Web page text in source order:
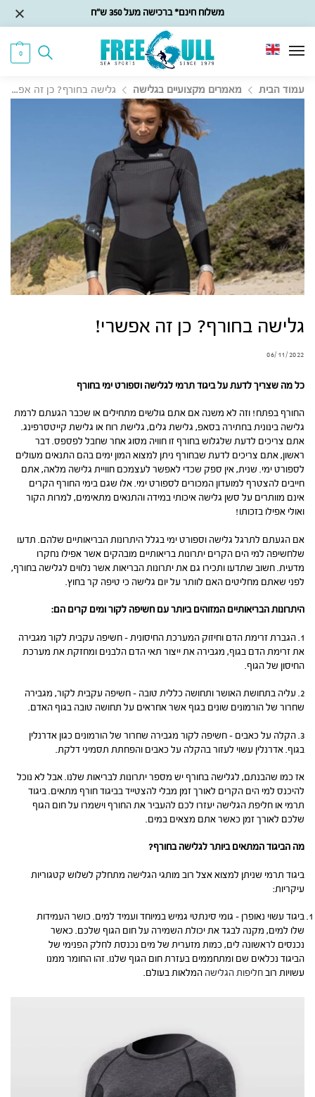
משלוח חינם* ברכישה מעל 350 ש״ח
0
עמוד הבית מאמרים מקצועיים בגלישה גלישה בחורף? כן זה אפשרי!
גלישה בחורף? כן זה אפשרי!
06/11/2022
כל מה שצריך לדעת על ביגוד תרמי לגלישה וספורט ימי בחורף
החורף בפתח! וזה לא משנה אם אתם גולשים מתחילים או שכבר הגעתם לרמת
גלישה בינונית בחתירה בסאפ, גלישת גלים, גלישת רוח או גלישת קייטסרפינג.
אתם צריכים לדעת שלגלוש בחורף זו חוויה מסוג אחר שחבל לפספס. דבר
ראשון, אתם צריכים לדעת שבחורף ניתן למצוא המון ימים בהם התנאים מעולים
לספורט ימי. שנית, אין ספק שכדי לאפשר לעצמכם חוויית גלישה מלאה, אתם
חייבים להצטרף למועדון המכורים לספורט ימי. אלו שגם בימי החורף הקרים
אינם מוותרים על סשן גלישה איכותי במידה והתנאים מתאימים, למרות הקור
ואולי אפילו בזכותו!
אם הגעתם לתרגל גלישה וספורט ימי בגלל היתרונות הבריאותיים שלהם. תדעו
שלחשיפה למי הים הקרים יתרונות בריאותיים מובהקים אשר אפילו נחקרו
מדעית. חשוב שתדעו ותכירו גם את יתרונות הבריאות אשר נלווים לגלישה בחורף,
לפני שאתם מחליטים האם לוותר על יום גלישה כי טיפה קר בחוץ.
היתרונות הבריאותיים המזוהים ביותר עם חשיפה לקור ומים קרים הם:
1. הגברת זרימת הדם וחיזוק המערכת החיסונית – חשיפה עקבית לקור מגבירה
את זרימת הדם בגוף, מגבירה את ייצור תאי הדם הלבנים ומחזקת את מערכת
החיסון של הגוף.
2. עליה בתחושת האושר ותחושה כללית טובה – חשיפה עקבית לקור, מגבירה
שחרור של הורמונים שונים בגוף אשר אחראים על תחושה טובה בגוף האדם.
3. הקלה על כאבים – חשיפה לקור מגבירה שחרור של הורמונים כגון אדרנלין
בגוף. אדרנלין עשוי לעזור בהקלה על כאבים והפחתת תסמיני דלקת.
אז כמו שהבנתם, לגלישה בחורף יש מספר יתרונות לבריאות שלנו. אבל לא נוכל
להיכנס למי הים הקרים לאורך זמן מבלי להצטייד בביגוד חורף מתאים. ביגוד
תרמי או חליפת הגלישה יעזרו לכם להעביר את החורף וישמרו על חום הגוף
שלכם לאורך זמן כאשר אתם מצאים במים.
מה הביגוד המתאים ביותר לגלישה בחורף?
ביגוד תרמי שניתן למצוא אצל רוב מותגי הגלישה מתחלק לשלוש קטגוריות
עיקריות:
ביגוד עשוי נאופרן – גומי סינתטי גמיש במיוחד ועמיד למים. כושר העמידות
שלו למים, מקנה לבגד את יכולת השמירה על חום הגוף שלכם. כאשר
נכנסים לראשונה לים, כמות מזערית של מים נכנסת לחלק הפנימי של
הביגוד נכלאים שם ומתחממים בעזרת חום הגוף שלנו. זהו החומר ממנו
עשויות רוב חליפות הגלישה המלאות בעולם.